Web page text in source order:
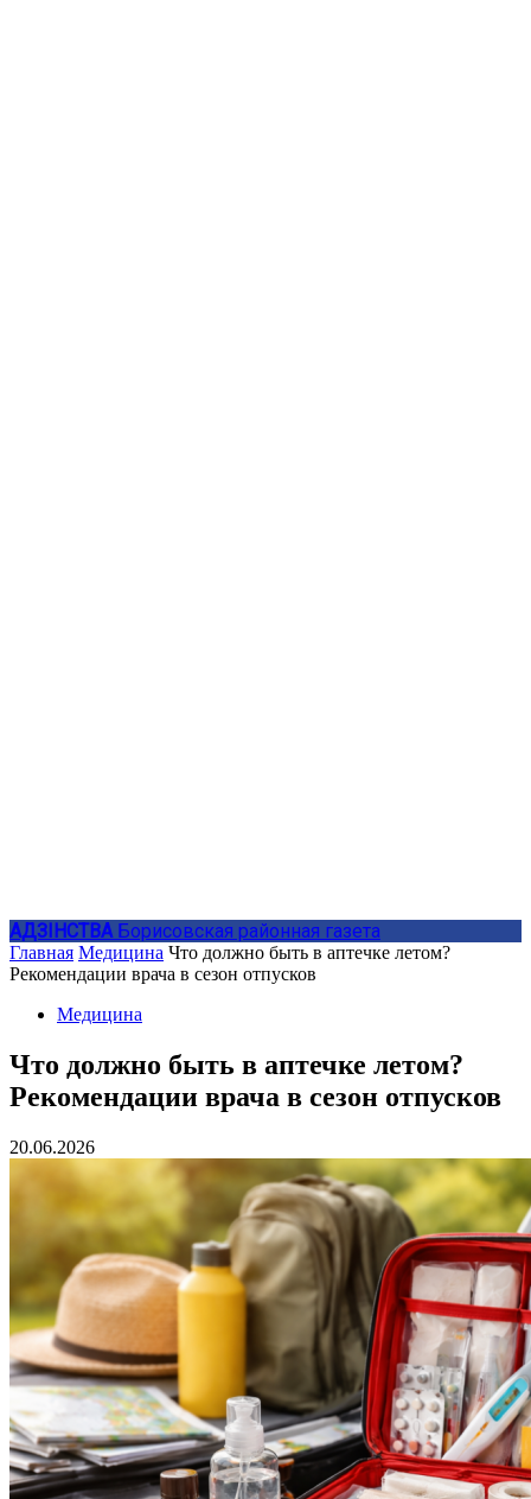
АДЗIНСТВА Борисовская районная газета
Главная Медицина Что должно быть в аптечке летом?
Рекомендации врача в сезон отпусков
Медицина
Что должно быть в аптечке летом?
Рекомендации врача в сезон отпусков
20.06.2026